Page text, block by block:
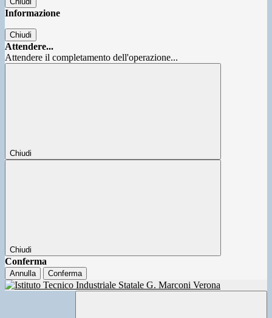
Informazione
Chiudi
Attendere...
Attendere il completamento dell'operazione...
Chiudi
Chiudi
Conferma
Annulla Conferma